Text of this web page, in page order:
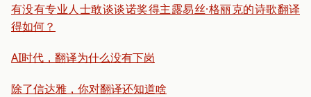
有没有专业人士敢谈谈诺奖得主露易丝·格丽克的诗歌翻译
得如何？
AI时代，翻译为什么没有下岗
除了信达雅，你对翻译还知道啥